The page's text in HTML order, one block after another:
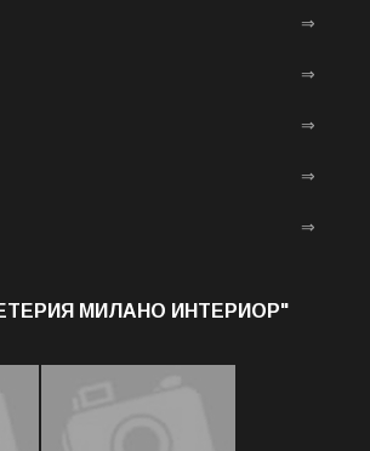
⇒
⇒
⇒
⇒
⇒
МИЛАНО ИНТЕРИОР"